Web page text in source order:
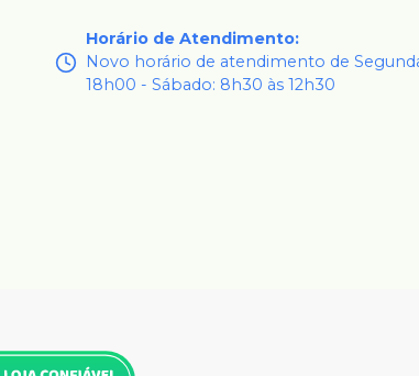
Horário de Atendimento:
Novo horário de atendimento de
18h00 - Sábado: 8h30 às 12h30